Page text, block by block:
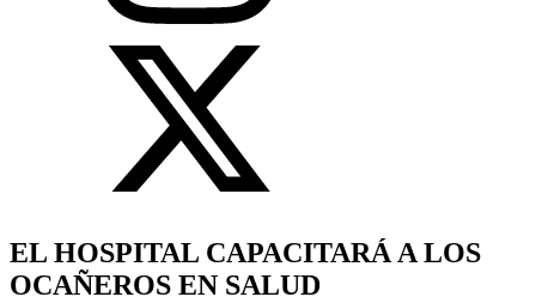
EL HOSPITAL CAPACITARÁ A LOS
OCAÑEROS EN SALUD